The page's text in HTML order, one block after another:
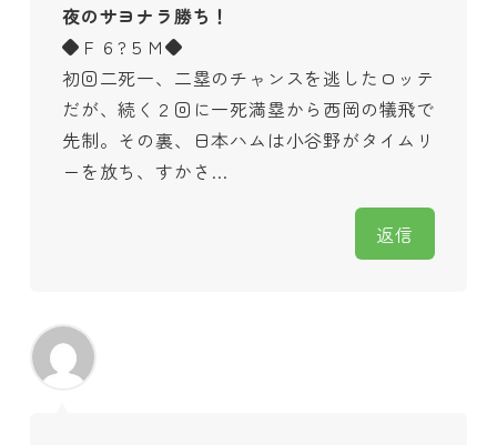
夜のサヨナラ勝ち！
◆Ｆ６?５Ｍ◆
初回二死一、二塁のチャンスを逃したロッテ
だが、続く２回に一死満塁から西岡の犠飛で
先制。その裏、日本ハムは小谷野がタイムリ
ーを放ち、すかさ…
返信